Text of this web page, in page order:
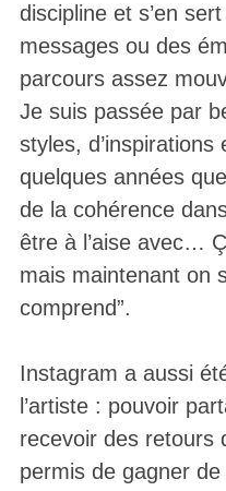
discipline et s’en
messages ou des
parcours assez
Je suis passée par
styles,
quelques années
de la cohérence
être à l’aise avec…
mais maintenant on
comprend”.
Instagram a aussi
l’artiste : pouvoir
recevoir des retours
permis de gagner